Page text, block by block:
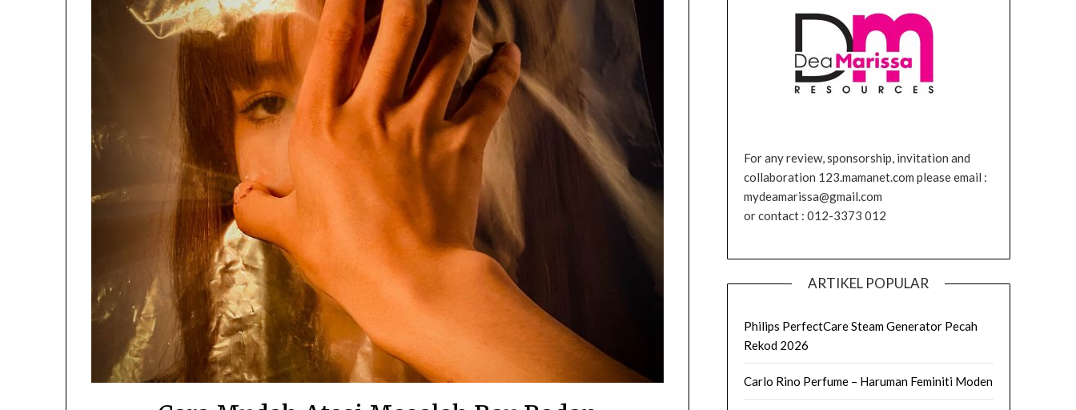
For any review, sponsorship, invitation and
collaboration 123.mamanet.com please email :
mydeamarissa@gmail.com
or contact : 012-3373 012
ARTIKEL POPULAR
Philips PerfectCare Steam Generator Pecah
Rekod 2026
Carlo Rino Perfume – Haruman Feminiti Moden